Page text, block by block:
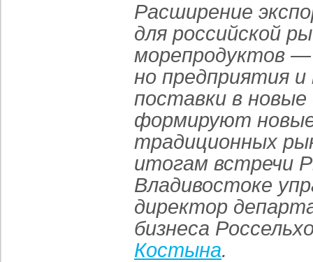
Расширение
для российской
морепродуктов
но предприятия
поставки в
формируют
традиционных
итогам встречи
Владивостоке
директор
бизнеса
Костына.